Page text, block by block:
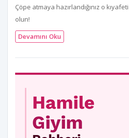
Çöpe atmaya hazırlandığınız o
olun!
Devamını Oku